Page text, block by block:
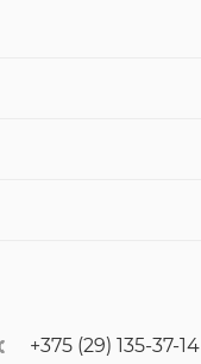
+375 (29) 135-37-14